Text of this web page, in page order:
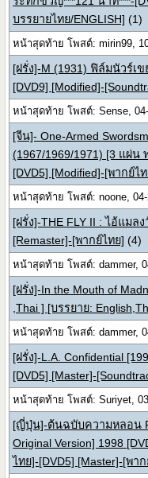
บรรยายไทย/ENGLISH] (1)
หน้าสุดท้าย โพสต์: mirin99,
[ฝรั่ง]-M (1931) ฟิล์มนัวร์
[DVD9] [Modified]-
หน้าสุดท้าย โพสต์: Sense, 04-
[จีน]- One-Armed
(1967/1969/1971) [3 แผ่น
[DVD5] [Modified]-[พากย์ไ
หน้าสุดท้าย โพสต์: noone, 04-
[ฝรั่ง]-THE FLY II : ไอ้แมล
[Remaster]-[พากย์ไทย] (4)
หน้าสุดท้าย โพสต์: dammer,
[ฝรั่ง]-In the Mouth of
,Thai ] [บรรยาย:
หน้าสุดท้าย โพสต์: dammer,
[ฝรั่ง]-L.A. Confidential
[DVD5] [Master]-
หน้าสุดท้าย โพสต์: Suriyet,
[ญี่ปุ่น]-ต้นฉบับความหลอน
Original Version] 1998
ไทย]-[DVD5] [Master]-[พา